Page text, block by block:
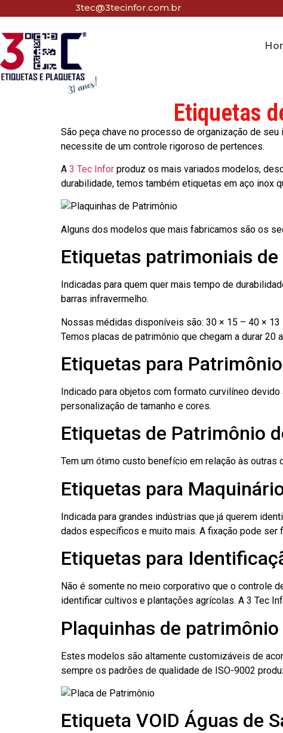
3tec@3tecinfor.com.br
Etiquetas
São peça chave no processo de organização de
necessite de um controle rigoroso de pertences.
A 3 Tec Infor produz os mais variados modelos,
durabilidade, temos também etiquetas em aço inox
Alguns dos modelos que mais fabricamos são os
Etiquetas patrimoniais
Indicadas para quem quer mais tempo de
barras infravermelho.
Nossas médidas disponíveis são: 30 × 15 – 40 ×
Temos placas de patrimônio que chegam a durar
Etiquetas para
Indicado para objetos com formato curvilíneo
personalização de tamanho e cores.
Etiquetas de Patrimônio
Tem um ótimo custo benefício em relação às outras
Etiquetas para
Indicada para grandes indústrias que já querem
dados específicos e muito mais. A fixação pode ser
Etiquetas para
Não é somente no meio corporativo que o controle
identificar cultivos e plantações agrícolas. A 3 Tec
Plaquinhas de
Estes modelos são altamente customizáveis de
sempre os padrões de qualidade de ISO-9002
Etiqueta VOID Águas de